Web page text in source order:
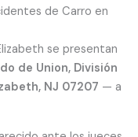
de Carro en
se presentan
de Union, División
NJ 07207 — a